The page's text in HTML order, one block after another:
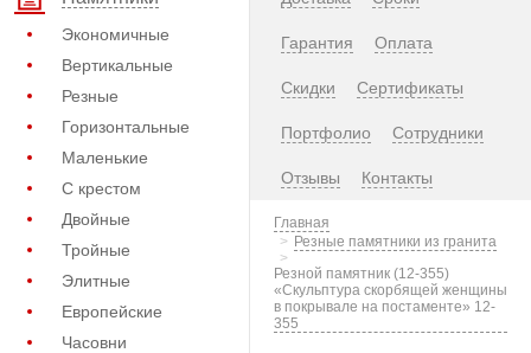
Экономичные
Вертикальные
Резные
Горизонтальные
Маленькие
С крестом
Двойные
Тройные
Элитные
Европейские
Часовни
Гарантия Оплата
Скидки Сертификаты
Портфолио Сотрудники
Отзывы Контакты
Главная
Резные памятники из гранита
Резной памятник (12-355)
«Скульптура скорбящей женщины
в покрывале на постаменте» 12-
355